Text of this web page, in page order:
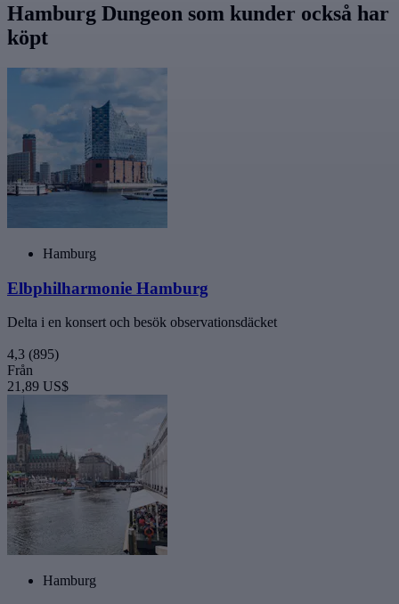
Hamburg Dungeon som kunder också har
köpt
Hamburg
Elbphilharmonie Hamburg
Delta i en konsert och besök observationsdäcket
4,3 (895)
Från
21,89 US$
Hamburg